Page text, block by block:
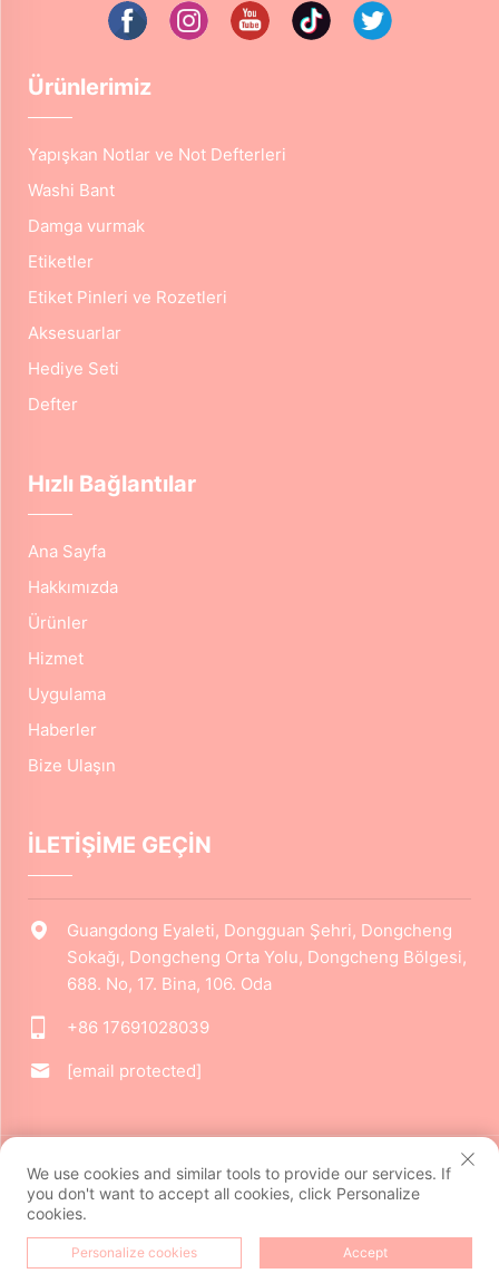
Ürünlerimiz
Yapışkan Notlar ve Not Defterleri
Washi Bant
Damga vurmak
Etiketler
Etiket Pinleri ve Rozetleri
Aksesuarlar
Hediye Seti
Defter
Hızlı Bağlantılar
Ana Sayfa
Hakkımızda
Ürünler
Hizmet
Uygulama
Haberler
Bize Ulaşın
İLETİŞİME GEÇİN
Guangdong Eyaleti, Dongguan Şehri, Dongcheng
Sokağı, Dongcheng Orta Yolu, Dongcheng Bölgesi,
688. No, 17. Bina, 106. Oda
+86 17691028039
[email protected]
Telif Hakkı © 2024 Dongguan Jiarui Kültür ve Kreatif Co., Ltd.
Tüm hakları saklıdır. Gizlilik Politikası
ANA SAYFA ÜRÜNLER
We use cookies and similar tools to provide our services. If
you don't want to accept all cookies, click Personalize
cookies.
Personalize cookies Accept